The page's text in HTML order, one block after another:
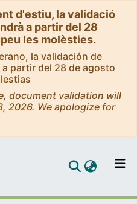
d'estiu, la validació
a partir del 28
les molèsties.
la validación de
partir del 28 de agosto
document validation will
2026. We apologize for